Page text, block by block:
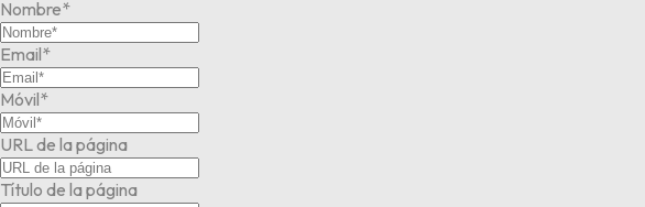
Nombre*
Email*
Móvil*
URL de la página
Título de la página